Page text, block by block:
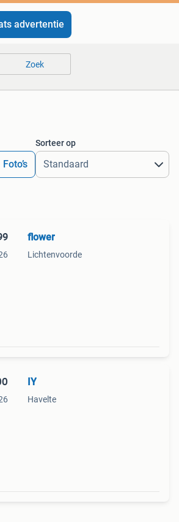
advertentie
Zoek
Foto’s
Sorteer op
flower
Lichtenvoorde
IY
Havelte